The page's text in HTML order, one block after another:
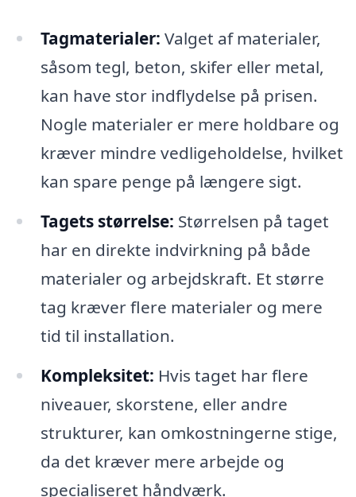
Tagmaterialer: Valget af materialer,
såsom tegl, beton, skifer eller metal,
kan have stor indflydelse på prisen.
Nogle materialer er mere holdbare og
kræver mindre vedligeholdelse, hvilket
kan spare penge på længere sigt.
Tagets størrelse: Størrelsen på taget
har en direkte indvirkning på både
materialer og arbejdskraft. Et større
tag kræver flere materialer og mere
tid til installation.
Kompleksitet: Hvis taget har flere
niveauer, skorstene, eller andre
strukturer, kan omkostningerne stige,
da det kræver mere arbejde og
specialiseret håndværk.